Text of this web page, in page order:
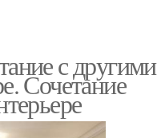
с другими
Сочетание